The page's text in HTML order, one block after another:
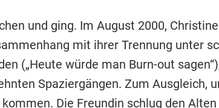
und ging. Im August 2000, Christine
mit ihrer Trennung unter
(„Heute würde man Burn-out
Spaziergängen. Zum Ausgleich,
Die Freundin schlug den Alten